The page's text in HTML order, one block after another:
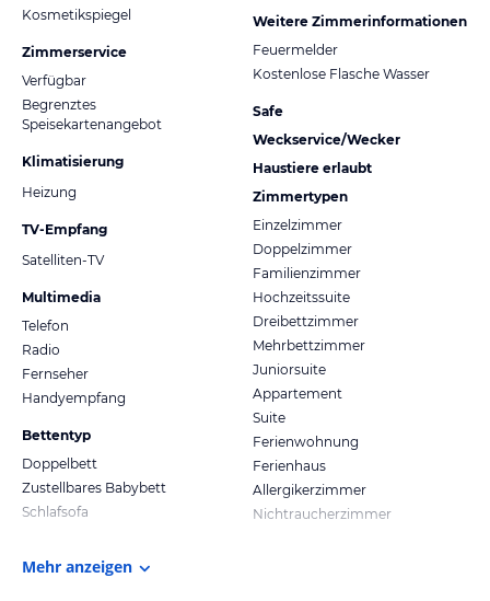
Kosmetikspiegel
Zimmerservice
Verfügbar
Begrenztes
Speisekartenangebot
Klimatisierung
Heizung
TV-Empfang
Satelliten-TV
Multimedia
Telefon
Radio
Fernseher
Handyempfang
Bettentyp
Doppelbett
Zustellbares Babybett
Schlafsofa
Weitere Zimmerinformationen
Feuermelder
Kostenlose Flasche Wasser
Safe
Weckservice/Wecker
Haustiere erlaubt
Zimmertypen
Einzelzimmer
Doppelzimmer
Familienzimmer
Hochzeitssuite
Dreibettzimmer
Mehrbettzimmer
Juniorsuite
Appartement
Suite
Ferienwohnung
Ferienhaus
Allergikerzimmer
Nichtraucherzimmer
Mehr anzeigen